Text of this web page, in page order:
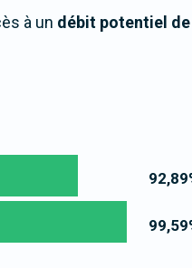
à un débit potentiel de
92,89
99,59